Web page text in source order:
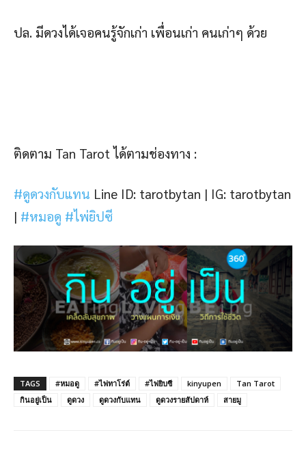
ปล. มีดวงได้เจอคนรู้จักเก่า เพื่อนเก่า คนเก่าๆ ด้วย
ติดตาม Tan Tarot ได้ตามช่องทาง :
#ดูดวงกับแทน Line ID: tarotbytan | IG: tarotbytan
| #หมอดู #ไพ่ยิปซี
TAGS #หมอดู #ไพ่ทาโร่ต์ #ไพ่ยิบซี kinyupen
Tan Tarot
กินอยู่เป็น
ดูดวง ดูดวงกับแทน ดูดวงรายสัปดาห์ สายมู